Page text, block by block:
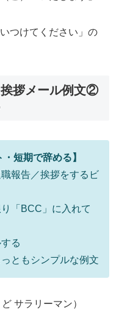
つけてください」の
挨拶メール例文②
短期で辞める】
報告／挨拶をするビ
「BCC」に入れて
る
ともシンプルな例文
サラリーマン）